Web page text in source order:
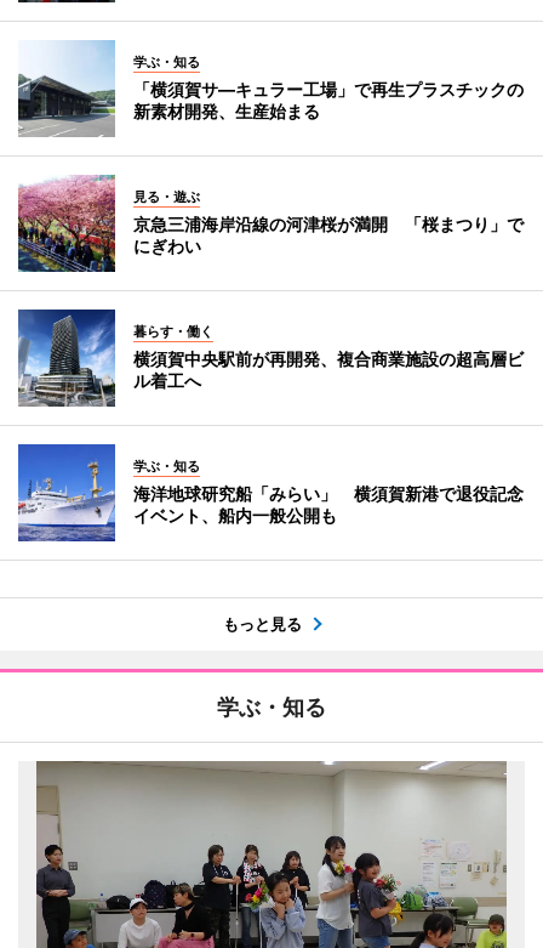
学ぶ・知る
「横須賀サ―キュラー工場」で再生プラスチックの
新素材開発、生産始まる
見る・遊ぶ
京急三浦海岸沿線の河津桜が満開 「桜まつり」で
にぎわい
暮らす・働く
横須賀中央駅前が再開発、複合商業施設の超高層ビ
ル着工へ
学ぶ・知る
海洋地球研究船「みらい」 横須賀新港で退役記念
イベント、船内一般公開も
もっと見る
学ぶ・知る